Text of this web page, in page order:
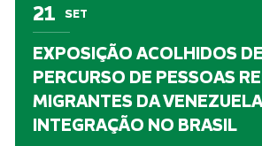
21 SET
EXPOSIÇÃO ACOLHIDOS
PERCURSO DE PESSOAS
MIGRANTES DA
INTEGRAÇÃO NO BRASIL